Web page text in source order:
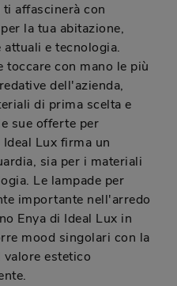
affascinerà con
la tua abitazione,
e tecnologia.
con mano le più
dell'azienda,
di prima scelta e
sue offerte per
Lux firma un
sia per i materiali
Le lampade per
importante nell'arredo
Enya di Ideal Lux in
mood singolari con la
estetico